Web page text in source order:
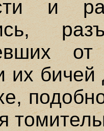
и
их бичей